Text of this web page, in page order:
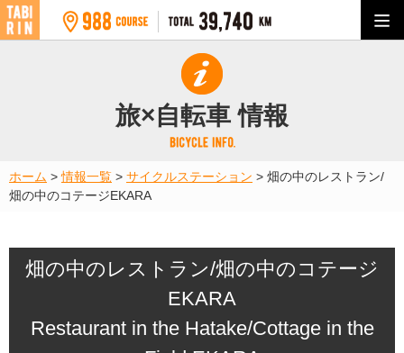
旅×自転車 情報
ホーム >情報一覧 > サイクルステーション > 畑の中のレストラン/
畑の中のコテージEKARA
畑の中のレストラン/畑の中のコテージ
EKARA
Restaurant in the Hatake/Cottage in the